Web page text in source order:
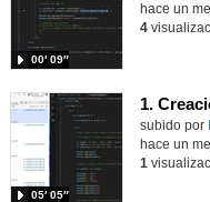
00′ 09″
hace un
4
1.
Contenido
subido por
05′ 05″
hace un
1